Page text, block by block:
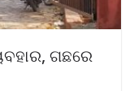
ଗଛରେ